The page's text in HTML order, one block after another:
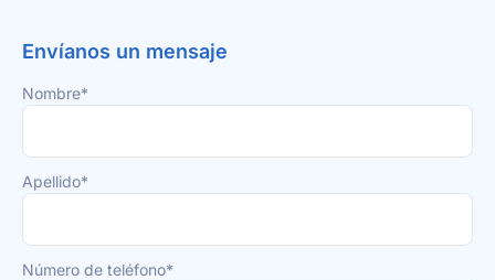
Envíanos un mensaje
Nombre*
Apellido*
Número de teléfono*